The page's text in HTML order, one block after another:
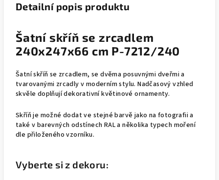
Detailní popis produktu
Šatní skříň se zrcadlem
240x247x66 cm P-7212/240
Šatní skříň se zrcadlem, se dvěma posuvnými dveřmi a
tvarovanými zrcadly v moderním stylu. Nadčasový vzhled
skvěle doplňují dekorativní květinové ornamenty.
Skříň je možné dodat ve stejné barvě jako na fotografii a
také v barevných odstínech RAL a několika typech moření
dle přiloženého vzorníku.
Vyberte si z dekoru: